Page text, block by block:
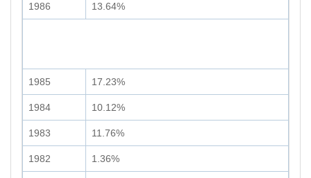
1986 13.64%
1985 17.23%
1984 10.12%
1983 11.76%
1982 1.36%